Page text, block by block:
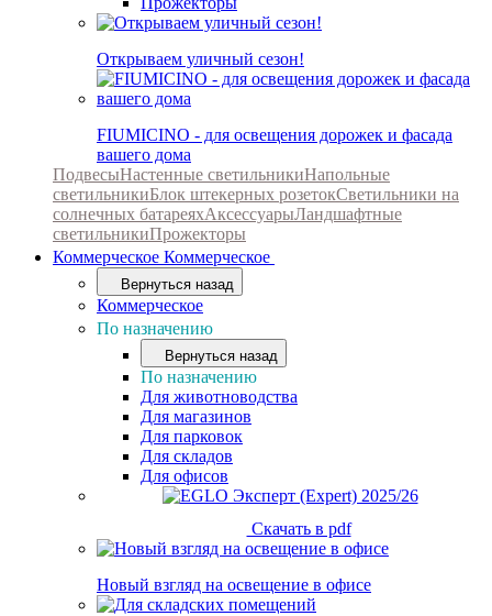
Открываем уличный сезон!
FIUMICINO - для освещения дорожек и фасада
вашего дома
ПодвесыНастенные светильникиНапольные
светильникиБлок штекерных розетокСветильники на
солнечных батареяхАксессуарыЛандшафтные
светильникиПрожекторы
Коммерческое Коммерческое
Вернуться назад
Коммерческое
По назначению
Вернуться назад
По назначению
Для животноводства
Для магазинов
Для парковок
Для складов
Для офисов
Скачать в pdf
Новый взгляд на освещение в офисе